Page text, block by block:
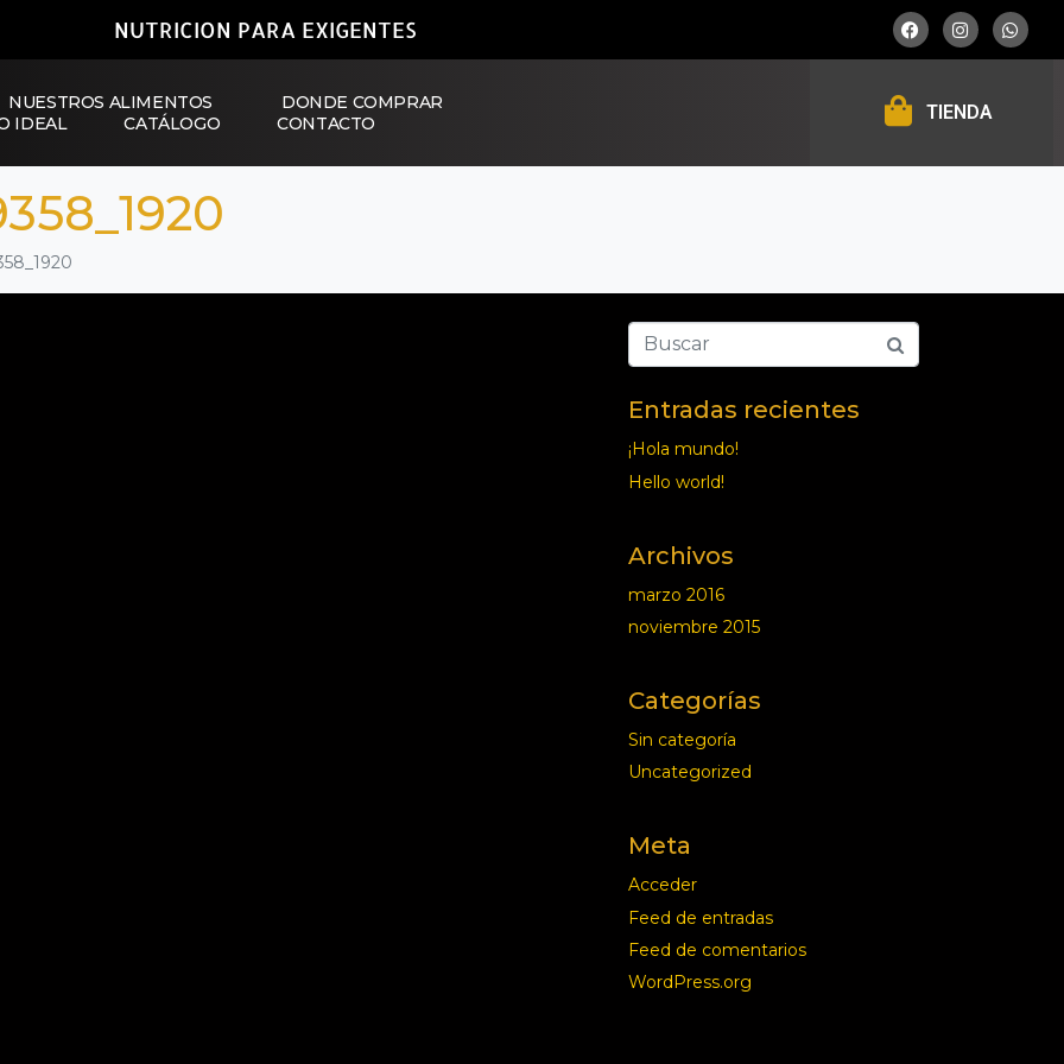
NUTRICION PARA EXIGENTES
NUESTROS ALIMENTOS
DONDE COMPRAR
IDEAL
CATÁLOGO CONTACTO TIENDA
Entradas recientes
¡Hola mundo!
Hello world!
Archivos
marzo 2016
noviembre 2015
Categorías
Sin categoría
Uncategorized
Meta
Acceder
Feed de entradas
Feed de comentarios
WordPress.org